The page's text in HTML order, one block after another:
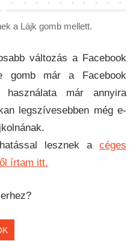
a Lájk gomb mellett.
változás a Facebook
gomb már a Facebook
már annyira
legszívesebben még e-
lesznek a céges
írtam itt.